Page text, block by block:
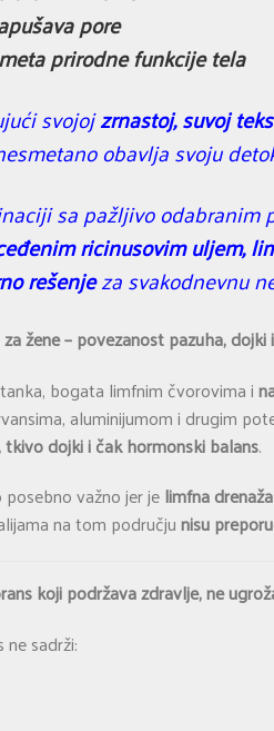
pore
prirodne funkcije tela
svojojzrnastoj, suvoj
obavlja svoju
sa pažljivo odabranim
ricinusovim uljem,
rešenjeza svakodnevnu
žene – povezanost pazuha,
bogata limfnim čvorovima i
aluminijumom i drugim
tkivo dojki i čak hormonski balans.
važno jer jelimfna
na tom područjunisu
koji podržava zdravlje, ne
sadrži: